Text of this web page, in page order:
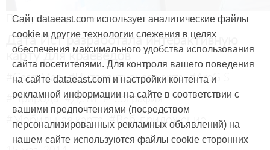
Продукты и услуги
Дата Ист разработала интерактивную
карту для краеведов
#CarryMap #Интерактивная карта #ArcGIS
#Природа #Дети #География
#Мобильная карта #Веб-приложение
Сайт dataeast.com использует аналитические файлы
cookie и другие технологии слежения в целях
обеспечения максимального удобства использования
сайта посетителями. Для контроля вашего поведения
на сайте dataeast.com и настройки контента и
рекламной информации на сайте в соответствии с
вашими предпочтениями (посредством
персонализированных рекламных объявлений) на
нашем сайте используются файлы cookie сторонних